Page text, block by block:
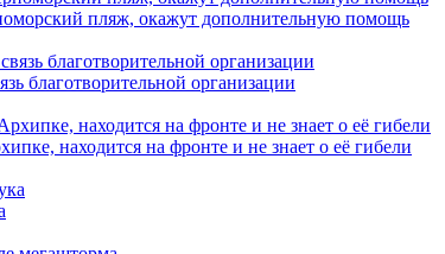
пляж, окажут дополнительную помощь
благотворительной организации
находится на фронте и не знает о её гибели